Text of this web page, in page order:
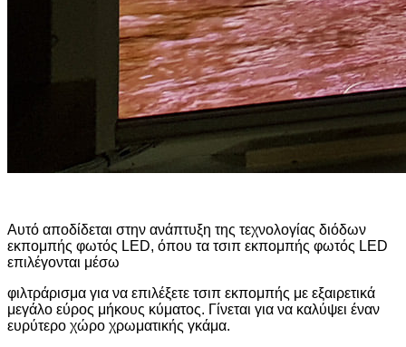
Αυτό αποδίδεται στην ανάπτυξη της τεχνολογίας διόδων
εκπομπής φωτός LED, όπου τα τσιπ εκπομπής φωτός LED
επιλέγονται μέσω
φιλτράρισμα για να επιλέξετε τσιπ εκπομπής με εξαιρετικά
μεγάλο εύρος μήκους κύματος. Γίνεται για να καλύψει έναν
ευρύτερο χώρο χρωματικής γκάμα.